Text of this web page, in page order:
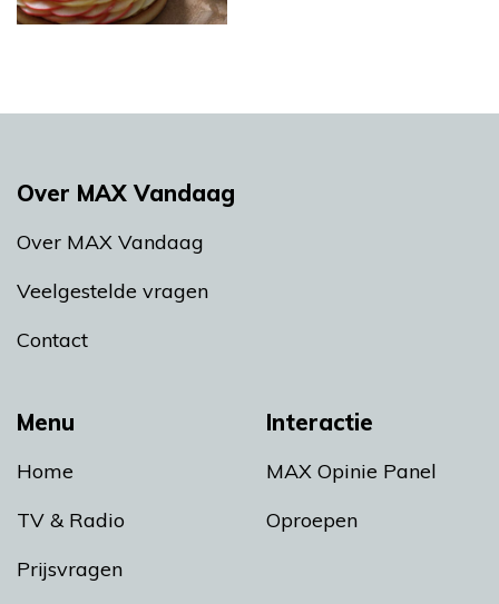
Menu
Home
TV & Radio
Prijsvragen
Interactie
MAX Opinie Panel
Oproepen
Over MAX Vandaag
Over MAX Vandaag
Veelgestelde vragen
Contact